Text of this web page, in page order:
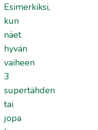
Esimerkiksi,
kun
näet
hyvän
vaiheen
3
supertähden
tai
jopa